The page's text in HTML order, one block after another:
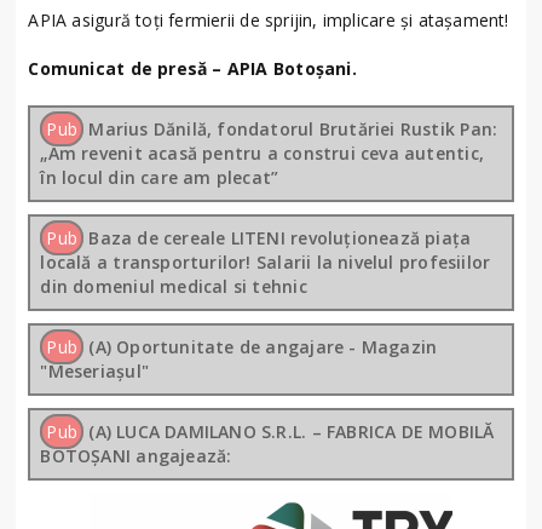
APIA asigură toți fermierii de sprijin, implicare și atașament!
Comunicat de presă – APIA Botoșani.
Pub Marius Dănilă, fondatorul Brutăriei Rustik Pan:
„Am revenit acasă pentru a construi ceva autentic,
în locul din care am plecat”
Pub Baza de cereale LITENI revoluționează piața
locală a transporturilor! Salarii la nivelul profesiilor
din domeniul medical si tehnic
Pub (A) Oportunitate de angajare - Magazin
"Meseriașul"
Pub (A) LUCA DAMILANO S.R.L. – FABRICA DE MOBILĂ
BOTOȘANI angajează: